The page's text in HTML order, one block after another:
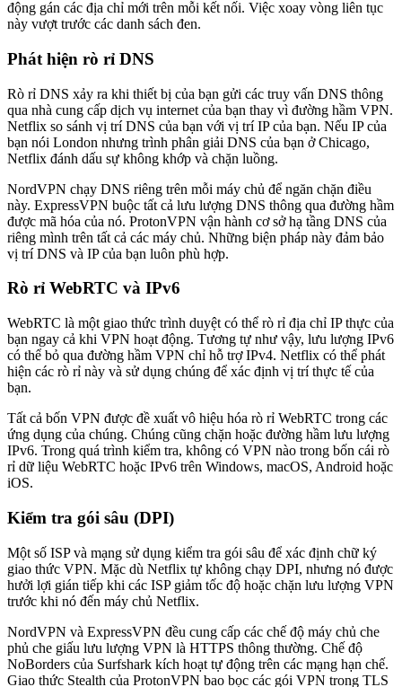
động gán các địa chỉ mới trên mỗi kết nối. Việc xoay vòng liên tục
này vượt trước các danh sách đen.
Phát hiện rò rỉ DNS
Rò rỉ DNS xảy ra khi thiết bị của bạn gửi các truy vấn DNS thông
qua nhà cung cấp dịch vụ internet của bạn thay vì đường hầm VPN.
Netflix so sánh vị trí DNS của bạn với vị trí IP của bạn. Nếu IP của
bạn nói London nhưng trình phân giải DNS của bạn ở Chicago,
Netflix đánh dấu sự không khớp và chặn luồng.
NordVPN chạy DNS riêng trên mỗi máy chủ để ngăn chặn điều
này. ExpressVPN buộc tất cả lưu lượng DNS thông qua đường hầm
được mã hóa của nó. ProtonVPN vận hành cơ sở hạ tầng DNS của
riêng mình trên tất cả các máy chủ. Những biện pháp này đảm bảo
vị trí DNS và IP của bạn luôn phù hợp.
Rò rỉ WebRTC và IPv6
WebRTC là một giao thức trình duyệt có thể rò rỉ địa chỉ IP thực của
bạn ngay cả khi VPN hoạt động. Tương tự như vậy, lưu lượng IPv6
có thể bỏ qua đường hầm VPN chỉ hỗ trợ IPv4. Netflix có thể phát
hiện các rò rỉ này và sử dụng chúng để xác định vị trí thực tế của
bạn.
Tất cả bốn VPN được đề xuất vô hiệu hóa rò rỉ WebRTC trong các
ứng dụng của chúng. Chúng cũng chặn hoặc đường hầm lưu lượng
IPv6. Trong quá trình kiểm tra, không có VPN nào trong bốn cái rò
rỉ dữ liệu WebRTC hoặc IPv6 trên Windows, macOS, Android hoặc
iOS.
Kiểm tra gói sâu (DPI)
Một số ISP và mạng sử dụng kiểm tra gói sâu để xác định chữ ký
giao thức VPN. Mặc dù Netflix tự không chạy DPI, nhưng nó được
hưởi lợi gián tiếp khi các ISP giảm tốc độ hoặc chặn lưu lượng VPN
trước khi nó đến máy chủ Netflix.
NordVPN và ExpressVPN đều cung cấp các chế độ máy chủ che
phủ che giấu lưu lượng VPN là HTTPS thông thường. Chế độ
NoBorders của Surfshark kích hoạt tự động trên các mạng hạn chế.
Giao thức Stealth của ProtonVPN bao bọc các gói VPN trong TLS